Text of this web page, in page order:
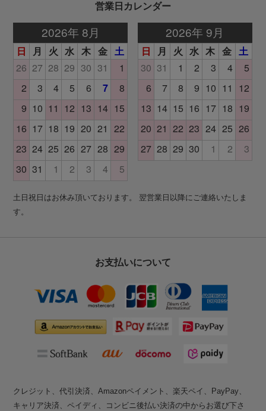
営業日カレンダー
土日祝日はお休み頂いております。 翌営業日以降にご連絡いたしま
す。
お支払いについて
クレジット、代引決済、Amazonペイメント、楽天ペイ、PayPay、
キャリア決済、ペイディ、コンビニ後払い決済の中からお選び下さ